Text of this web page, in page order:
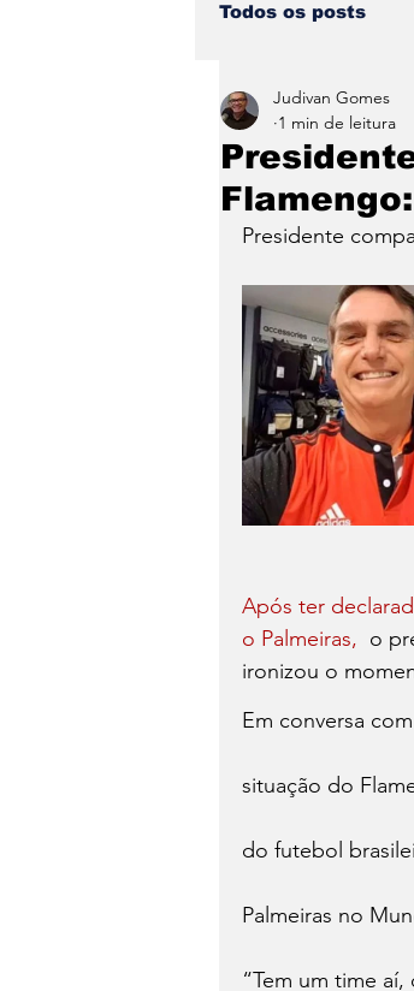
Todos os posts
Entretenimento
Judivan Gomes
1 min de leitura
Presidente
Após ter
o Palmeiras,
o
ironizou o
Em conversa
situação do
do futebol
Palmeiras no
“Tem um time